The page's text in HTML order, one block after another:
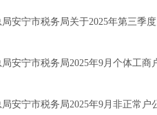
局安宁市税务局关于2025年第三季
局安宁市税务局2025年9月个体工商
局安宁市税务局2025年9月非正常户